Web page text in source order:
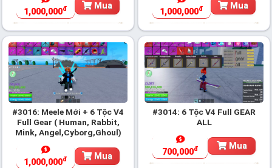
1,000,000đ Mua
1,000,000đ Mua
#3016: Meele Mới + 6 Tộc V4
Full Gear ( Human, Rabbit,
Mink, Angel,Cyborg,Ghoul)
1,000,000đ Mua
#3014: 6 Tộc V4 Full GEAR
ALL
700,000đ Mua